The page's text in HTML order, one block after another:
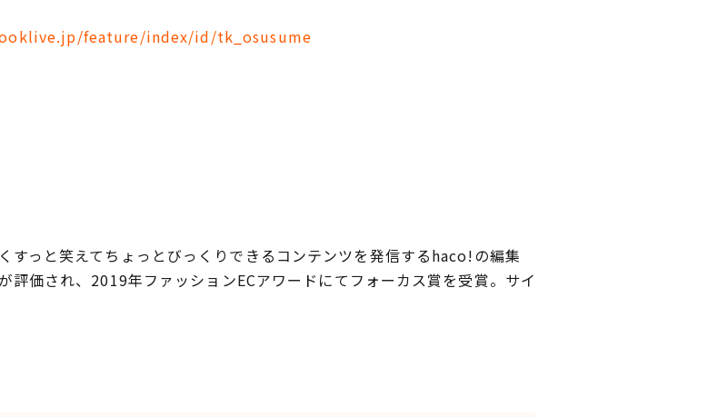
feature/index/id/tk_osusume
すっと笑えてちょっとびっくりできるコンテンツを発信するhaco!の編集
評価され、2019年ファッションECアワードにてフォーカス賞を受賞。サイ